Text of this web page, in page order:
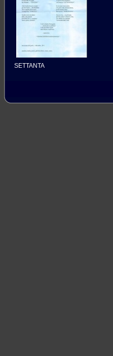
SETTANTA